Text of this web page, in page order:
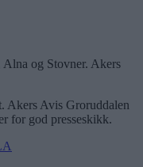
og Stovner. Akers
Akers Avis Groruddalen
for god presseskikk.